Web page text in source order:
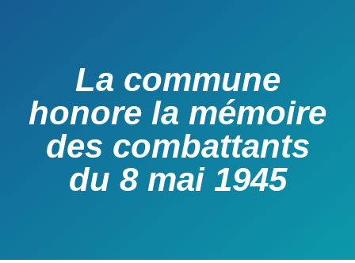
La commune
honore la mémoire
des combattants
du 8 mai 1945